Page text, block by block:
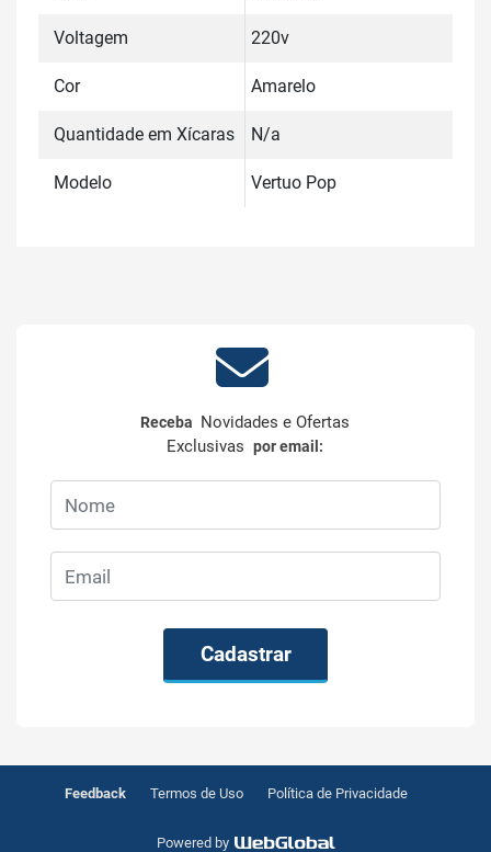
Voltagem 220v
Cor Amarelo
Quantidade em Xícaras N/a
Modelo Vertuo Pop
Receba Novidades e Ofertas
Exclusivaspor email:
Cadastrar
Feedback Termos de Uso Política de Privacidade
Powered by